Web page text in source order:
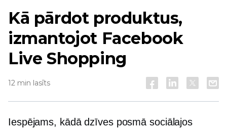
Kā pārdot produktus,
izmantojot Facebook
Live Shopping
12 min lasīts
Iespējams, kādā dzīves posmā sociālajos